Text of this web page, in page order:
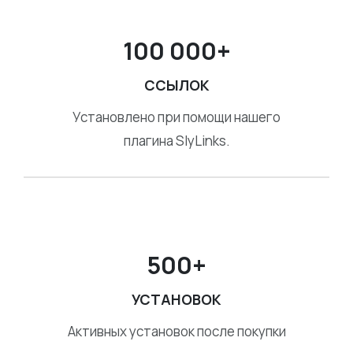
100 000+
ССЫЛОК
Установлено при помощи нашего
плагинаSlyLinks.
500+
УСТАНОВОК
Активных установок после покупки